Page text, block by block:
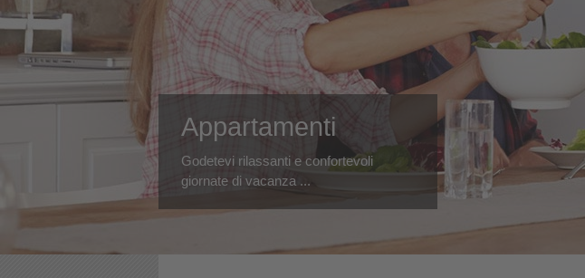
Appartamenti
Godetevi rilassanti e confortevoli
giornate di vacanza ...